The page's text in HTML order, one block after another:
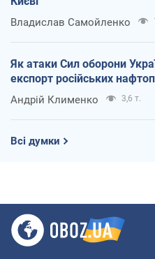
Владислав Самойленко
Як атаки Сил оборони
експорт російських
Андрій Клименко 3,6 т.
Всі думки